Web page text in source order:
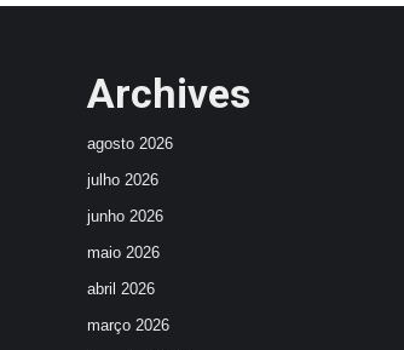
Archives
agosto 2026
julho 2026
junho 2026
maio 2026
abril 2026
março 2026